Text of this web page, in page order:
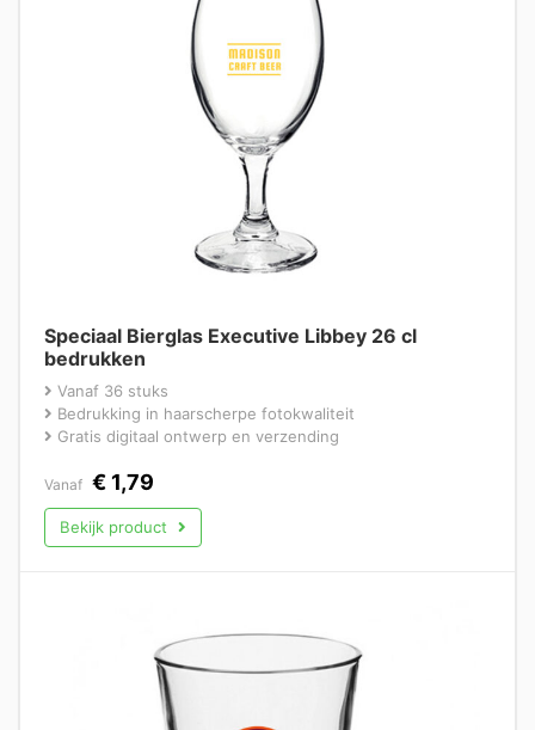
Speciaal Bierglas Executive Libbey 26 cl
bedrukken
Vanaf 36 stuks
Bedrukking in haarscherpe fotokwaliteit
Gratis digitaal ontwerp en verzending
Vanaf € 1,79
Bekijk product